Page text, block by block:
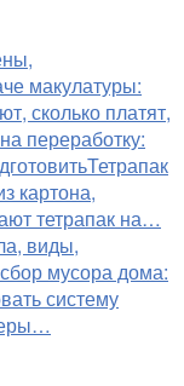
макулатуры:
сколько платят,
переработку:
Тетрапак
картона,
тетрапак на…
виды,
мусора дома:
систему